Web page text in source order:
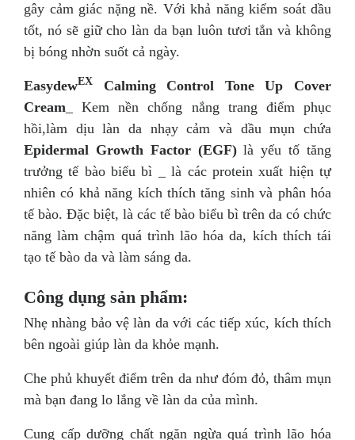
gây cảm giác nặng nề. Với khả năng kiểm soát dầu
tốt, nó sẽ giữ cho làn da bạn luôn tươi tắn và không
bị bóng nhờn suốt cả ngày.
EasydewEX
Calming Control Tone Up Cover
Cream _ Kem nền chống nắng trang điểm phục
hồi,làm dịu làn da nhạy cảm và dầu mụn chứa
Epidermal Growth Factor (EGF)là yếu tố tăng
trưởng tế bào biểu bì _ là các protein xuất hiện tự
nhiên có khả năng kích thích tăng sinh và phân hóa
tế bào. Đặc biệt, là các tế bào biểu bì trên da có chức
năng làm chậm quá trình lão hóa da, kích thích tái
tạo tế bào da và làm sáng da.
Công dụng sản phẩm:
Nhẹ nhàng bảo vệ làn da với các tiếp xúc, kích thích
bên ngoài giúp làn da khỏe mạnh.
Che phủ khuyết điểm trên da như đóm đỏ, thâm mụn
mà bạn đang lo lắng về làn da của mình.
Cung cấp dưỡng chất ngăn ngừa quá trình lão hóa